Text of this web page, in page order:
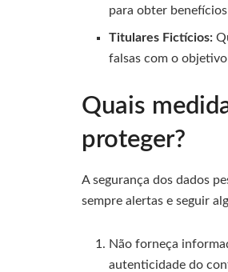
para obter
Titulares Fictícios:
falsas com o
Quais
proteger?
A segurança dos dados
sempre alertas e seguir
Não forneça
autenticidade do